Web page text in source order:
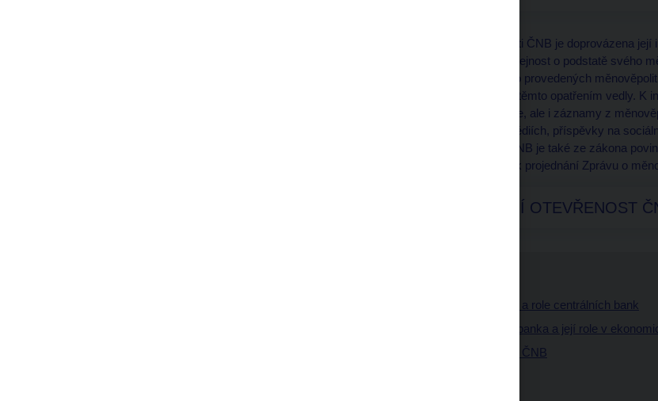
Vysoká míra nezávislosti ČNB je doprovázena
prostředky informuje veřejnost o podstatě svého
inflace a jejich rizicích i o provedených
důvodech, které ČNB k těmto opatřením vedly.
Zprávy o měnové politice, ale i záznamy z
články a rozhovory v médiích, příspěvky na
dalších expertů apod. ČNB je také ze zákona
nejméně dvakrát ročně k projednání Zprávu o
INFORMAČNÍ OTEVŘENOST
Podstata peněz a role centrálních bank
Česká národní banka a její role v
Měnová politika ČNB